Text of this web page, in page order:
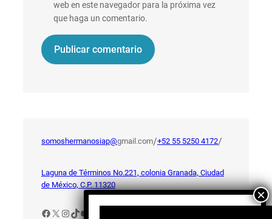
web en este navegador para la próxima vez
que haga un comentario.
somoshermanosiap@gmail.com/+52 55 5250 4172/
Laguna de Términos No.221, colonia Granada, Ciudad
de México, C.P. 11320
Facebook
X Instagram
TikTok
YouTube